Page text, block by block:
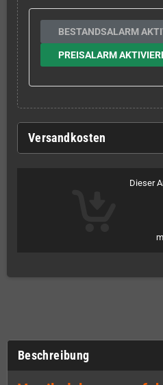
BESTANDSALARM
PREISALARM
Versandkosten
Dieser
Beschreibung